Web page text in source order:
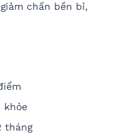
chấn bền bỉ,
khỏe
tháng